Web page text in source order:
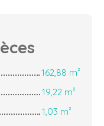
162,88 m²
19,22 m²
1,03 m²